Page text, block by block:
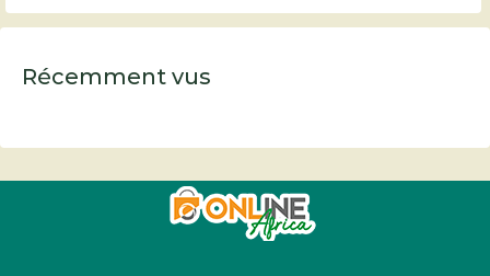
Récemment vus